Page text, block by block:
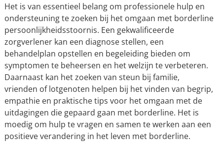
Het is van essentieel belang om professionele hulp en
ondersteuning te zoeken bij het omgaan met borderline
persoonlijkheidsstoornis. Een gekwalificeerde
zorgverlener kan een diagnose stellen, een
behandelplan opstellen en begeleiding bieden om
symptomen te beheersen en het welzijn te verbeteren.
Daarnaast kan het zoeken van steun bij familie,
vrienden of lotgenoten helpen bij het vinden van begrip,
empathie en praktische tips voor het omgaan met de
uitdagingen die gepaard gaan met borderline. Het is
moedig om hulp te vragen en samen te werken aan een
positieve verandering in het leven met borderline.